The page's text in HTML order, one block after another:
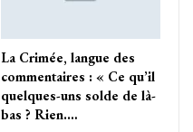
La Crimée, langue des
commentaires : « Ce qu’il
quelques-uns solde de là-
bas ? Rien.…